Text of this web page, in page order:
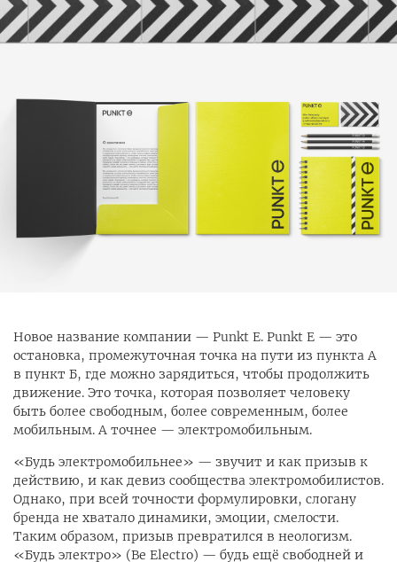
Новое название компании — Punkt E. Punkt E — это
остановка, промежуточная точка на пути из пункта А
в пункт Б, где можно зарядиться, чтобы продолжить
движение. Это точка, которая позволяет человеку
быть более свободным, более современным, более
мобильным. А точнее — электромобильным.
«Будь электромобильнее» — звучит и как призыв к
действию, и как девиз сообщества электромобилистов.
Однако, при всей точности формулировки, слогану
бренда не хватало динамики, эмоции, смелости.
Таким образом, призыв превратился в неологизм.
«Будь электро» (Be Electro) — будь ещё свободней и